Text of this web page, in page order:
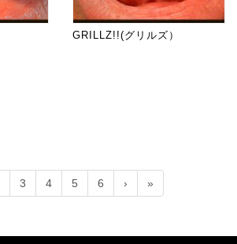
GRILLZ!!(グリルズ）
3 4 5 6 › »